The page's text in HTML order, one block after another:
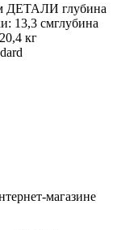
глубина
13,3 смглубина
кг
магазине